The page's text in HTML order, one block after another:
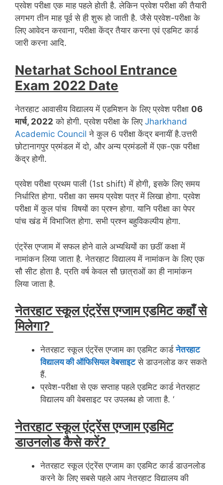
प्रवेश परीक्षा एक माह पहले होती है. लेकिन प्रवेश परीक्षा की तैयारी
लगभग तीन माह पूर्व से ही शुरू हो जाती है. जैसे प्रवेश-परीक्षा के
लिए आवेदन करवाना, परीक्षा केंद्र तैयार करना एवं एडमिट कार्ड
जारी करना आदि.
Netarhat School Entrance
Exam 2022 Date
नेतरहाट आवासीय विद्यालय में एडमिशन के लिए प्रवेश परीक्षा 06
मार्च, 2022 को होगी. प्रवेश परीक्षा के लिए Jharkhand
Academic Council ने कुल 6 परीक्षा केंद्र बनायीं है.उत्तरी
छोटानागपुर प्रमंडल में दो, और अन्य प्रमंडलों में एक-एक परीक्षा
केंद्र होगी.
प्रवेश परीक्षा प्रथम पाली (1st shift) में होगी, इसके लिए समय
निर्धारित होगा. परीक्षा का समय प्रवेश पत्र में लिखा होगा. प्रवेश
परीक्षा में कुल पांच विषयों का प्रश्न होगा. यानि परीक्षा का पेपर
पांच खंड में विभाजित होगा. सभी प्रश्न बहुविकल्पीय होगा.
एंट्रेंस एग्जाम में सफल होने वाले अभ्यथियों का छठीं कक्षा में
नामांकन लिया जाता है. नेतरहाट विद्यालय में नामांकन के लिए एक
सौ सीट होता है. प्रति वर्ष केवल सौ छात्राओं का ही नामांकन
लिया जाता है.
नेतरहाट स्कूल एंट्रेंस एग्जाम एडमिट कहाँ से
मिलेगा?
नेतरहाट स्कूल एंट्रेंस एग्जाम का एडमिट कार्डनेतरहाट
विद्यालय की ऑफिसियल वेबसाइटसे डाउनलोड कर सकते
हैं.
प्रवेश-परीक्षा से एक सप्ताह पहले एडमिट कार्ड नेतरहाट
विद्यालय की वेबसाइट पर उपलब्ध हो जाता है. ‘
नेतरहाट स्कूल एंट्रेंस एग्जाम एडमिट
डाउनलोड कैसे करें?
नेतरहाट स्कूल एंट्रेंस एग्जाम का एडमिट कार्ड डाउनलोड
करने के लिए सबसे पहले आप नेतरहाट विद्यालय की